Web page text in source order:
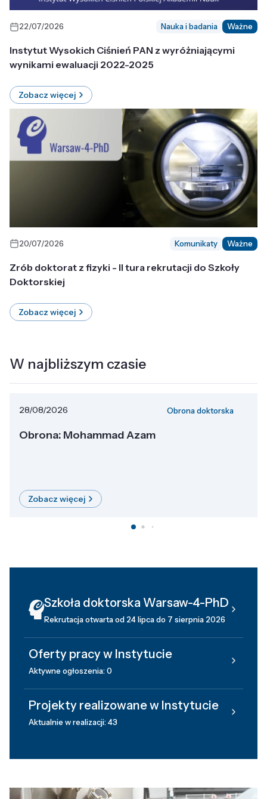
22/07/2026 Nauka i badania Ważne
Instytut Wysokich Ciśnień PAN z wyróżniającymi
wynikami ewaluacji 2022-2025
Zobacz więcej
20/07/2026 Komunikaty Ważne
Zrób doktorat z fizyki - II tura rekrutacji do Szkoły
Doktorskiej
Zobacz więcej
W najbliższym czasie
28/08/2026 Obrona doktorska
Obrona: Mohammad Azam
Zobacz więcej
Szkoła doktorska Warsaw-4-PhD
Rekrutacja otwarta od 24 lipca do 7 sierpnia 2026
Oferty pracy w Instytucie
Aktywne ogłoszenia: 0
Projekty realizowane w Instytucie
Aktualnie w realizacji: 43